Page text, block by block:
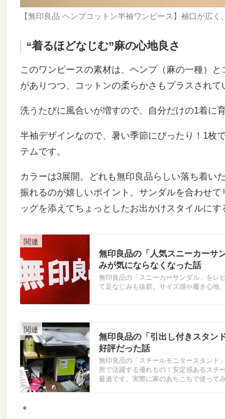
【無印良品 ヘンプコットン半袖ワンピース】袖口が広く
“着るほどなじむ”麻の心地良さ
このワンピースの素材は、ヘンプ（麻の一種）
がありつつ、コットンの柔らかさもプラスされ
洗うたびに風合いが増すので、自分だけの1着に
半袖デザインなので、暑い季節にぴったり！1枚
テムです。
カラーは3展開。どれも無印良品らしい落ち着い
振れるのが嬉しいポイント。サンダルを合わせ
ッグを添えてちょっとしたお出かけスタイルにす
無印良品の「人気スニーカーサ
みが気にならなくなった話
無印良品の「スニーカーサンダル」をレ
て足なじみも抜群。サイズ感や履き心地
無印良品の「引出し付きスタン
好評だった話
無印良品の「スチールモニタースタンド
所で活躍する優れもの！安定感あるスチ
最適です。実際に家のあちこちで使って
＊